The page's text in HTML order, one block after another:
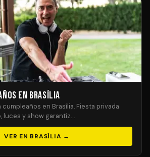
en Brasília
en Brasília. Fiesta privada
luces y show garantiz…
VER EN BRASÍLIA →